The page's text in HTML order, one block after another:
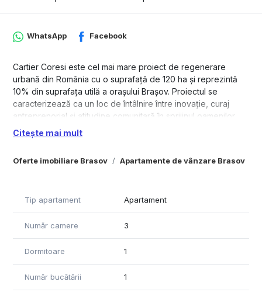
Oferte imobiliare Brasov Apartamente de vânzare Brasov
WhatsApp Facebook
Cartier Coresi este cel mai mare proiect de regenerare
urbană din România cu o suprafață de 120 ha și reprezintă
10% din suprafața utilă a orașului Brașov. Proiectul se
caracterizează ca un loc de întâlnire între inovație, curaj
antreprenorial și atitudine comunitară în sprijinul oamenilor.
Proiectul este amplasat în zona Tractorul – cea mai nouă
dezvoltată zonă ce a devenit centrul nou al Brașovului. Aici
locali și instituțiilor publice.
utilă de 80,36 mp și terasă de 4,76 mp compartimentat în: 2
dormitoare, living, bucătărie, 2 băi, hol, depozit și balcon.
Avantaje:
- Accesibilitate sporită;
- Rețea de transport dezvoltată;
- Bulevarde cu 2 benzi pe sens;
Citește mai mult
Tip apartament Apartament
Număr camere 3
Dormitoare 1
Număr bucătării 1